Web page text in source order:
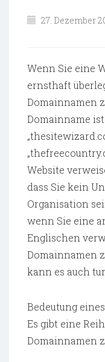
27. Dezember
Wenn Sie eine
ernsthaft
Domainnamen
Domainname
Website
dass Sie kein
Organisation
wenn Sie eine
Englischen
Domainnamen
kann es auch
Bedeutung
Es gibt eine
Domainnamen